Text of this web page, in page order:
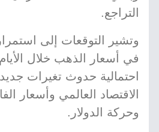
التراجع.
وتشير التوقعات إلى
في أسعار الذهب خلال
احتمالية حدوث تغيرات
الاقتصاد العالمي وأسعار
وحركة الدولار.